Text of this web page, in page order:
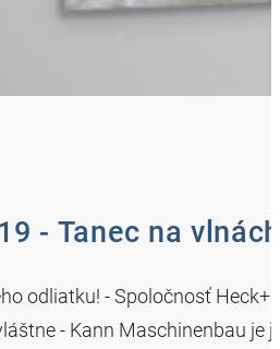
- Tanec na vlnách
odliatku! - Spoločnosť
- Kann Maschinenbau